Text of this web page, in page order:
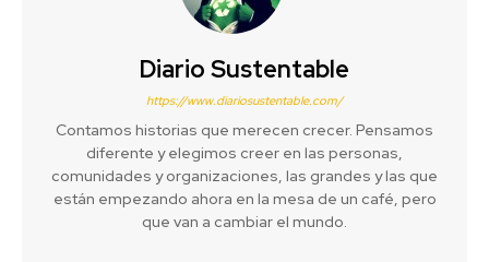
Diario Sustentable
https://www.diariosustentable.com/
Contamos historias que merecen crecer. Pensamos
diferente y elegimos creer en las personas,
comunidades y organizaciones, las grandes y las que
están empezando ahora en la mesa de un café, pero
que van a cambiar el mundo.